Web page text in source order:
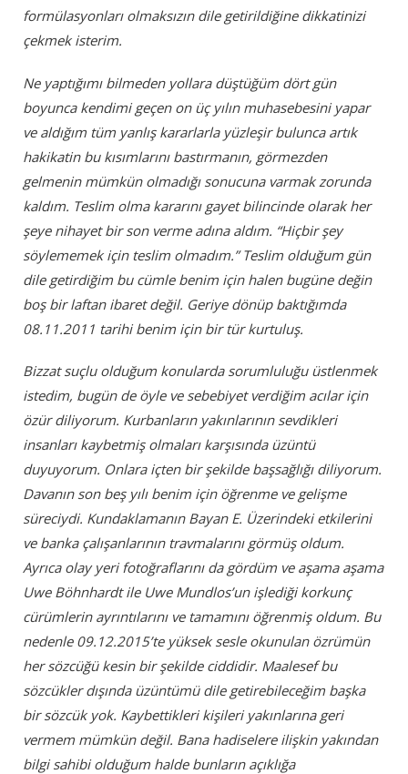
formülasyonları olmaksızın dile getirildiğine dikkatinizi
çekmek isterim.
Ne yaptığımı bilmeden yollara düştüğüm dört gün
boyunca kendimi geçen on üç yılın muhasebesini yapar
ve aldığım tüm yanlış kararlarla yüzleşir bulunca artık
hakikatin bu kısımlarını bastırmanın, görmezden
gelmenin mümkün olmadığı sonucuna varmak zorunda
kaldım. Teslim olma kararını gayet bilincinde olarak her
şeye nihayet bir son verme adına aldım. “Hiçbir şey
söylememek için teslim olmadım.” Teslim olduğum gün
dile getirdiğim bu cümle benim için halen bugüne değin
boş bir laftan ibaret değil. Geriye dönüp baktığımda
08.11.2011 tarihi benim için bir tür kurtuluş.
Bizzat suçlu olduğum konularda sorumluluğu üstlenmek
istedim, bugün de öyle ve sebebiyet verdiğim acılar için
özür diliyorum. Kurbanların yakınlarının sevdikleri
insanları kaybetmiş olmaları karşısında üzüntü
duyuyorum. Onlara içten bir şekilde başsağlığı diliyorum.
Davanın son beş yılı benim için öğrenme ve gelişme
süreciydi. Kundaklamanın Bayan E. Üzerindeki etkilerini
ve banka çalışanlarının travmalarını görmüş oldum.
Ayrıca olay yeri fotoğraflarını da gördüm ve aşama aşama
Uwe Böhnhardt ile Uwe Mundlos’un işlediği korkunç
cürümlerin ayrıntılarını ve tamamını öğrenmiş oldum. Bu
nedenle 09.12.2015’te yüksek sesle okunulan özrümün
her sözcüğü kesin bir şekilde ciddidir. Maalesef bu
sözcükler dışında üzüntümü dile getirebileceğim başka
bir sözcük yok. Kaybettikleri kişileri yakınlarına geri
vermem mümkün değil. Bana hadiselere ilişkin yakından
bilgi sahibi olduğum halde bunların açıklığa